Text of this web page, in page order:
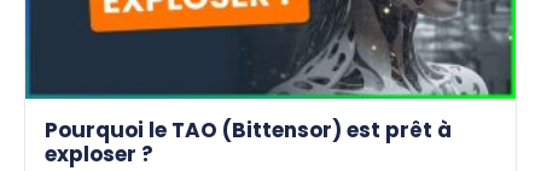
Pourquoi le TAO (Bittensor) est prêt à
exploser ?